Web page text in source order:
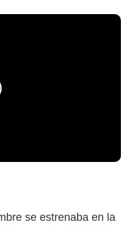
se estrenaba en la